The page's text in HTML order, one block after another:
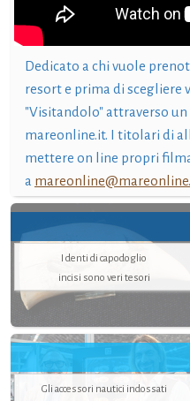
Dedicato a chi vuole
resort e prima di scegliere
"Visitandolo" attraverso
mareonline.it. I titolari di
mettere on line propri
a
I denti di capodoglio
incisi sono veri tesori
Gli accessori nautici indossati